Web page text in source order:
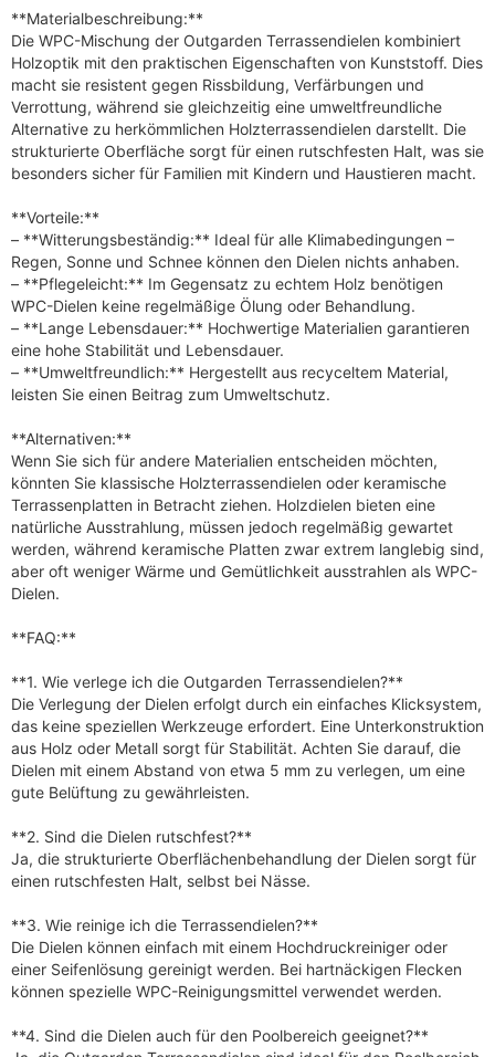
**Materialbeschreibung:**
Die WPC-Mischung der Outgarden Terrassendielen kombiniert
Holzoptik mit den praktischen Eigenschaften von Kunststoff. Dies
macht sie resistent gegen Rissbildung, Verfärbungen und
Verrottung, während sie gleichzeitig eine umweltfreundliche
Alternative zu herkömmlichen Holzterrassendielen darstellt. Die
strukturierte Oberfläche sorgt für einen rutschfesten Halt, was sie
besonders sicher für Familien mit Kindern und Haustieren macht.
**Vorteile:**
– **Witterungsbeständig:** Ideal für alle Klimabedingungen –
Regen, Sonne und Schnee können den Dielen nichts anhaben.
– **Pflegeleicht:** Im Gegensatz zu echtem Holz benötigen
WPC-Dielen keine regelmäßige Ölung oder Behandlung.
– **Lange Lebensdauer:** Hochwertige Materialien garantieren
eine hohe Stabilität und Lebensdauer.
– **Umweltfreundlich:** Hergestellt aus recyceltem Material,
leisten Sie einen Beitrag zum Umweltschutz.
**Alternativen:**
Wenn Sie sich für andere Materialien entscheiden möchten,
könnten Sie klassische Holzterrassendielen oder keramische
Terrassenplatten in Betracht ziehen. Holzdielen bieten eine
natürliche Ausstrahlung, müssen jedoch regelmäßig gewartet
werden, während keramische Platten zwar extrem langlebig sind,
aber oft weniger Wärme und Gemütlichkeit ausstrahlen als WPC-
Dielen.
**FAQ:**
**1. Wie verlege ich die Outgarden Terrassendielen?**
Die Verlegung der Dielen erfolgt durch ein einfaches Klicksystem,
das keine speziellen Werkzeuge erfordert. Eine Unterkonstruktion
aus Holz oder Metall sorgt für Stabilität. Achten Sie darauf, die
Dielen mit einem Abstand von etwa 5 mm zu verlegen, um eine
gute Belüftung zu gewährleisten.
**2. Sind die Dielen rutschfest?**
Ja, die strukturierte Oberflächenbehandlung der Dielen sorgt für
einen rutschfesten Halt, selbst bei Nässe.
**3. Wie reinige ich die Terrassendielen?**
Die Dielen können einfach mit einem Hochdruckreiniger oder
einer Seifenlösung gereinigt werden. Bei hartnäckigen Flecken
können spezielle WPC-Reinigungsmittel verwendet werden.
**4. Sind die Dielen auch für den Poolbereich geeignet?**